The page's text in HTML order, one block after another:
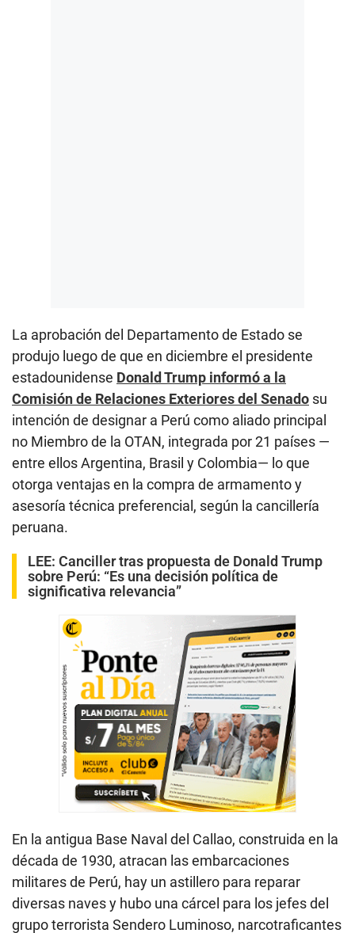
La aprobación del Departamento de Estado se
produjo luego de que en diciembre el presidente
estadounidense Donald Trump informó a la
Comisión de Relaciones Exteriores del Senado su
intención de designar a Perú como aliado principal
no Miembro de la OTAN, integrada por 21 países —
entre ellos Argentina, Brasil y Colombia— lo que
otorga ventajas en la compra de armamento y
asesoría técnica preferencial, según la cancillería
peruana.
LEE: Canciller tras propuesta de Donald Trump
sobre Perú: “Es una decisión política de
significativa relevancia”
En la antigua Base Naval del Callao, construida en la
década de 1930, atracan las embarcaciones
militares de Perú, hay un astillero para reparar
diversas naves y hubo una cárcel para los jefes del
grupo terrorista Sendero Luminoso, narcotraficantes